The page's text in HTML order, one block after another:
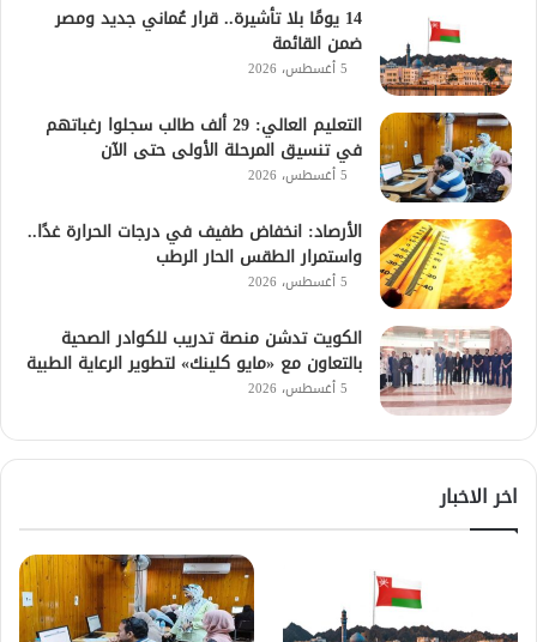
14 يومًا بلا تأشيرة.. قرار عُماني جديد ومصر
ضمن القائمة
5 أغسطس، 2026
التعليم العالي: 29 ألف طالب سجلوا رغباتهم
في تنسيق المرحلة الأولى حتى الآن
5 أغسطس، 2026
الأرصاد: انخفاض طفيف في درجات الحرارة غدًا..
واستمرار الطقس الحار الرطب
5 أغسطس، 2026
الكويت تدشن منصة تدريب للكوادر الصحية
بالتعاون مع «مايو كلينك» لتطوير الرعاية الطبية
5 أغسطس، 2026
اخر الاخبار